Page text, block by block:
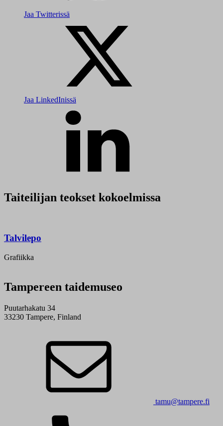
Jaa Twitterissä
Jaa LinkedInissä
Taiteilijan teokset kokoelmissa
Talvilepo
Grafiikka
Tampereen taidemuseo
Puutarhakatu 34
33230 Tampere, Finland
tamu@tampere.fi